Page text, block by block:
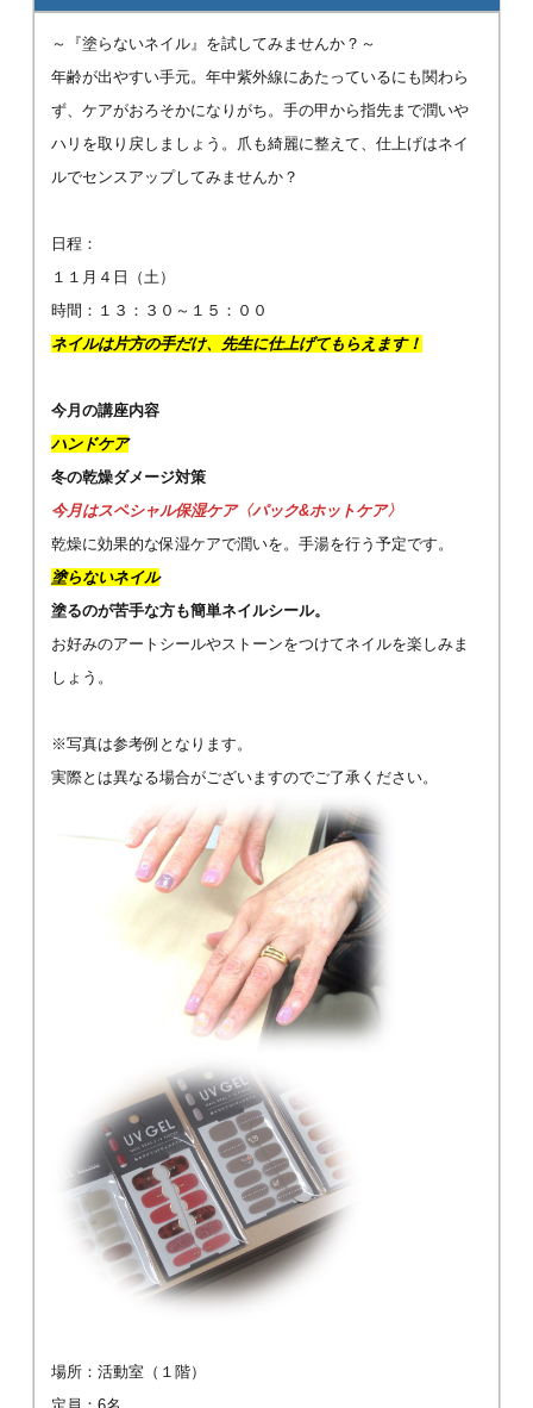
～『塗らないネイル』を試してみませんか？～
年齢が出やすい手元。年中紫外線にあたっているにも関わら
ず、ケアがおろそかになりがち。手の甲から指先まで潤いや
ハリを取り戻しましょう。爪も綺麗に整えて、仕上げはネイ
ルでセンスアップしてみませんか？
日程：
１１月４日（土）
時間：１３：３０～１５：００
ネイルは片方の手だけ、先生に仕上げてもらえます！
今月の講座内容
ハンドケア
冬の乾燥ダメージ対策
今月はスペシャル保湿ケア〈パック&ホットケア〉
乾燥に効果的な保湿ケアで潤いを。手湯を行う予定です。
塗らないネイル
塗るのが苦手な方も簡単ネイルシール。
お好みのアートシールやストーンをつけてネイルを楽しみま
しょう。
※写真は参考例となります。
実際とは異なる場合がございますのでご了承ください。
場所：活動室（１階）